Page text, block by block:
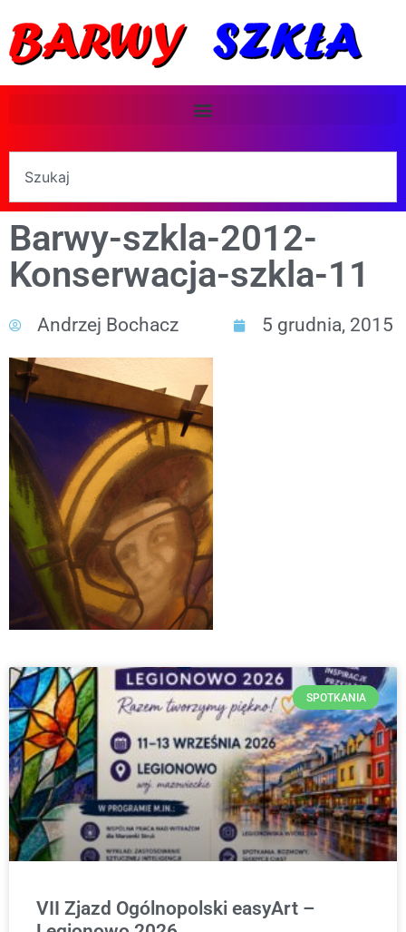
Barwy-szkla-2012-
Konserwacja-szkla-11
Andrzej Bochacz 5 grudnia, 2015
SPOTKANIA
VII Zjazd Ogólnopolski easyArt –